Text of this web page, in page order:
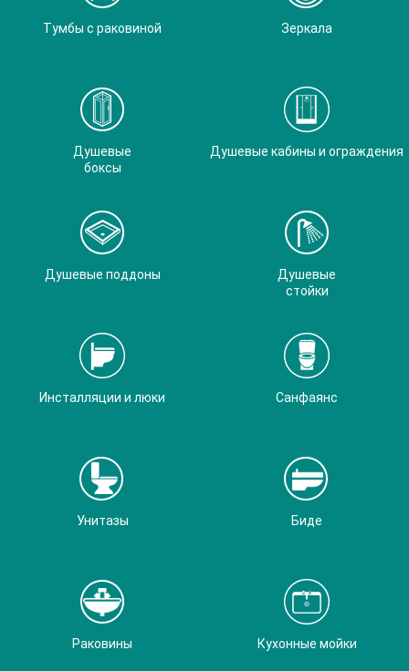
Тумбы с раковиной Зеркала
Душевые
боксы
Душевые кабины и ограждения
Душевые поддоны
Душевые
стойки
Инсталляции и люки Санфаянс
Унитазы Биде
Раковины Кухонные мойки